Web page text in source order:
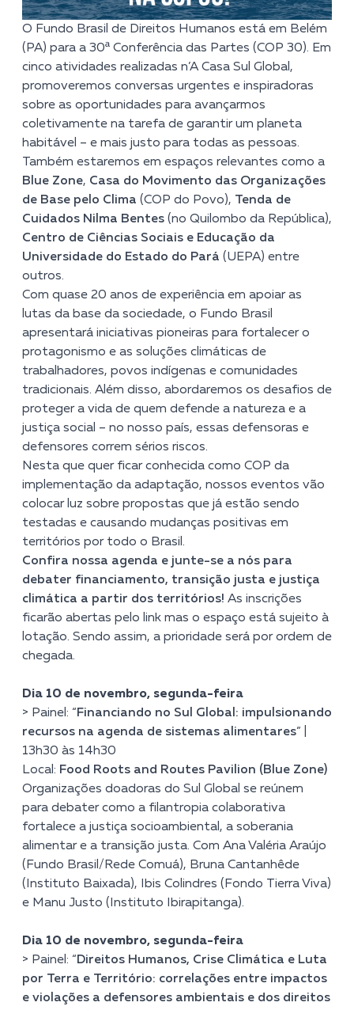
O Fundo Brasil de Direitos Humanos está em Belém
(PA) para a 30ª Conferência das Partes (COP 30). Em
cinco atividades realizadas n’A Casa Sul Global ,
promoveremos conversas urgentes e inspiradoras
sobre as oportunidades para avançarmos
coletivamente na tarefa de garantir um planeta
habitável – e mais justo para todas as pessoas.
Também estaremos em espaços relevantes como a
Blue Zone, Casa do Movimento das Organizações
de Base pelo Clima (COP do Povo), Tenda de
Cuidados Nilma Bentes (no Quilombo da República),
Centro de Ciências Sociais e Educação da
Universidade do Estado do Pará (UEPA) entre
outros.
Com quase 20 anos de experiência em apoiar as
lutas da base da sociedade, o Fundo Brasil
apresentará iniciativas pioneiras para fortalecer o
protagonismo e as soluções climáticas de
trabalhadores, povos indígenas e comunidades
tradicionais. Além disso, abordaremos os desafios de
proteger a vida de quem defende a natureza e a
justiça social – no nosso país, essas defensoras e
defensores correm sérios riscos.
Nesta que quer ficar conhecida como COP da
implementação da adaptação, nossos eventos vão
colocar luz sobre propostas que já estão sendo
testadas e causando mudanças positivas em
territórios por todo o Brasil.
Confira nossa agenda e junte-se a nós para
debater financiamento, transição justa e justiça
climática a partir dos territórios! As inscrições
ficarão abertas pelo link mas o espaço está sujeito à
lotação. Sendo assim, a prioridade será por ordem de
chegada.
Dia 10 de novembro, segunda-feira
> Painel: “Financiando no Sul Global: impulsionando
recursos na agenda de sistemas alimentares” |
13h30 às 14h30
Local: Food Roots and Routes Pavilion (Blue Zone)
Organizações doadoras do Sul Global se reúnem
para debater como a filantropia colaborativa
fortalece a justiça socioambiental, a soberania
alimentar e a transição justa. Com Ana Valéria Araújo
(Fundo Brasil/Rede Comuá), Bruna Cantanhêde
(Instituto Baixada), Ibis Colindres (Fondo Tierra Viva)
e Manu Justo (Instituto Ibirapitanga).
Dia 10 de novembro, segunda-feira
> Painel: “Direitos Humanos, Crise Climática e Luta
por Terra e Território: correlações entre impactos
e violações a defensores ambientais e dos direitos